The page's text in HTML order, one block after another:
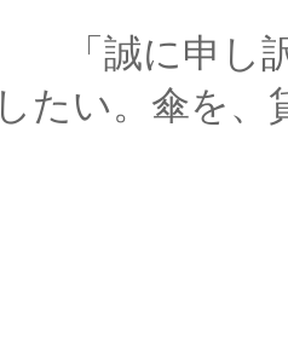
訳ないが
たい。傘を